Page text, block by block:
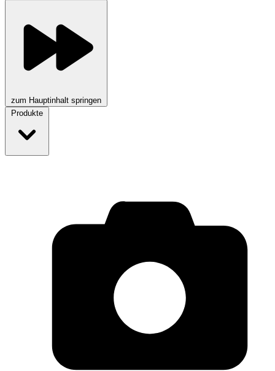
zum Hauptinhalt springen
Produkte